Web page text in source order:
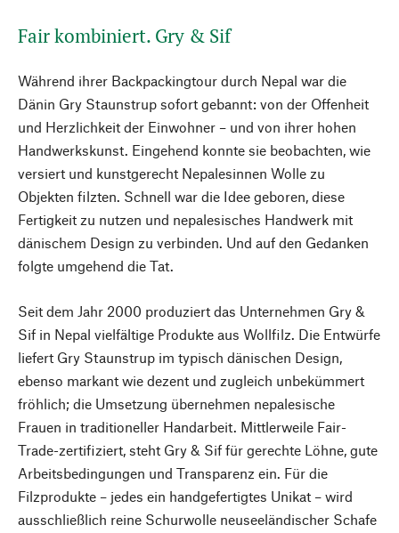
Fair kombiniert. Gry & Sif
Während ihrer Backpackingtour durch Nepal war die
Dänin Gry Staunstrup sofort gebannt: von der Offenheit
und Herzlichkeit der Einwohner – und von ihrer hohen
Handwerkskunst. Eingehend konnte sie beobachten, wie
versiert und kunstgerecht Nepalesinnen Wolle zu
Objekten filzten. Schnell war die Idee geboren, diese
Fertigkeit zu nutzen und nepalesisches Handwerk mit
dänischem Design zu verbinden. Und auf den Gedanken
folgte umgehend die Tat.
Seit dem Jahr 2000 produziert das Unternehmen Gry &
Sif in Nepal vielfältige Produkte aus Wollfilz. Die Entwürfe
liefert Gry Staunstrup im typisch dänischen Design,
ebenso markant wie dezent und zugleich unbekümmert
fröhlich; die Umsetzung übernehmen nepalesische
Frauen in traditioneller Handarbeit. Mittlerweile Fair-
Trade-zertifiziert, steht Gry & Sif für gerechte Löhne, gute
Arbeitsbedingungen und Transparenz ein. Für die
Filzprodukte – jedes ein handgefertigtes Unikat – wird
ausschließlich reine Schurwolle neuseeländischer Schafe